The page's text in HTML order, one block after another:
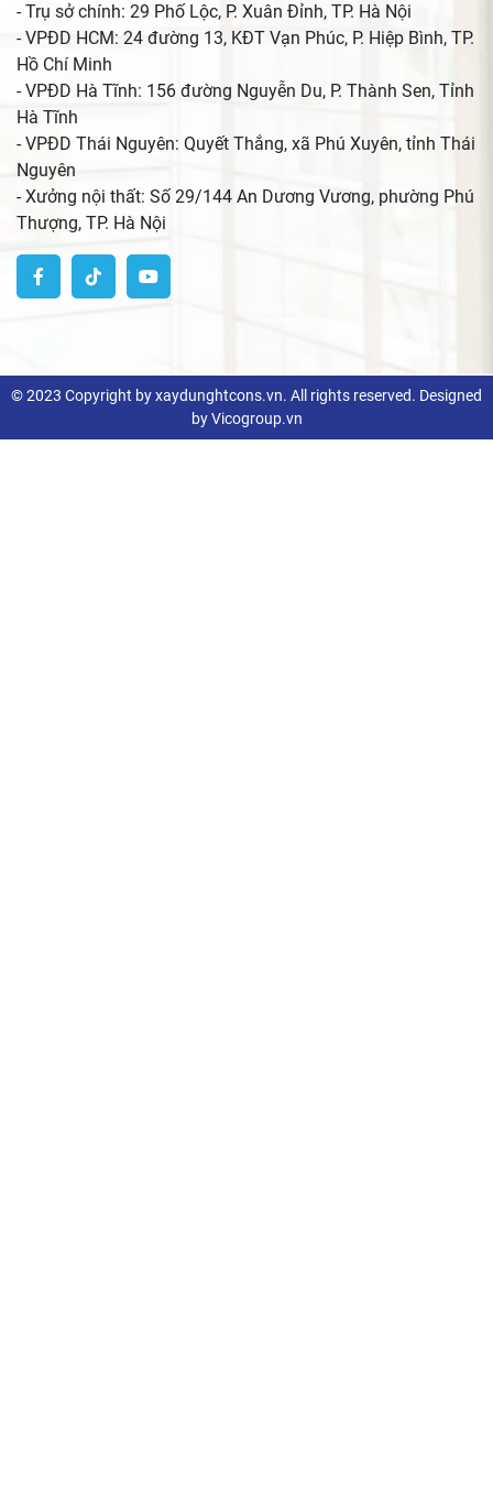
- Trụ sở chính: 29 Phố Lộc, P. Xuân Đỉnh, TP. Hà Nội
- VPĐD HCM: 24 đường 13, KĐT Vạn Phúc, P. Hiệp Bình, TP.
Hồ Chí Minh
- VPĐD Hà Tĩnh: 156 đường Nguyễn Du, P. Thành Sen, Tỉnh
Hà Tĩnh
- VPĐD Thái Nguyên: Quyết Thắng, xã Phú Xuyên, tỉnh Thái
Nguyên
- Xưởng nội thất: Số 29/144 An Dương Vương, phường Phú
Thượng, TP. Hà Nội
© 2023 Copyright by xaydunghtcons.vn. All rights reserved. Designed
by Vicogroup.vn